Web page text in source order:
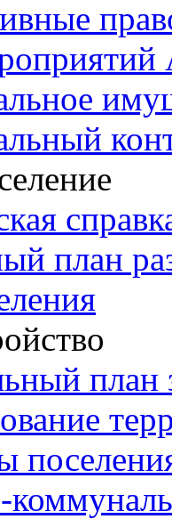
план
план